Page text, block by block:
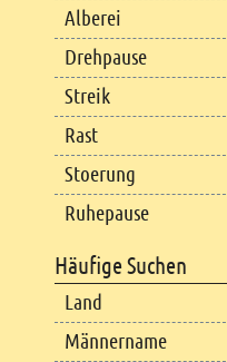
Alberei
Drehpause
Streik
Rast
Stoerung
Ruhepause
Häufige Suchen
Land
Männername